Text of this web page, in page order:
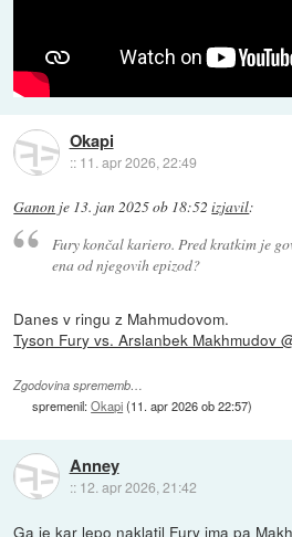
Okapi
:: 11. apr 2026, 22:49
Ganon je 13. jan 2025 ob 18:52 izjavil:
Fury končal kariero. Pred kratkim je
ena od njegovih epizod?
Danes v ringu z Mahmudovom.
Tyson Fury vs. Arslanbek Makhmudov
Zgodovina sprememb…
spremenil:Okapi(11. apr 2026 ob 22:57)
Anney
:: 12. apr 2026, 21:42
Ga je kar lepo naklatil Fury ima pa